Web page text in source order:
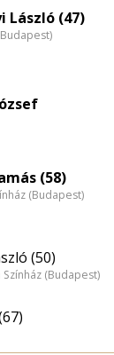
nagyítása
László (47)
(58)
(Budapest)
(50)
Színház (Budapest)